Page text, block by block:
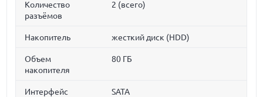
Количество
разъёмов
2 (всего)
Накопитель жесткий диск (HDD)
Объем
накопителя
80 ГБ
Интерфейс
SATA